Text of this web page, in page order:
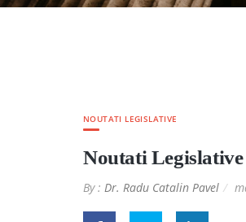
NOUTATI LEGISLATIVE
Noutati
By : Dr. Radu Catalin Pavel